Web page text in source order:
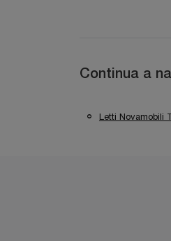
Continua a
Letti Novamobili